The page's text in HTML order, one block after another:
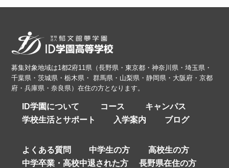
募集対象地域は1都2府11県（長野県・東京都・神奈川県・埼玉県・
千葉県・茨城県・栃木県・ 群馬県・山梨県・静岡県・大阪府・京都
府・兵庫県・奈良県）在住の方となります。
ID学園について コース
キャンパス
学校生活とサポート
入学案内 ブログ
よくある質問 中学生の方
高校生の方
中学卒業・高校中退された方
長野県在住の方